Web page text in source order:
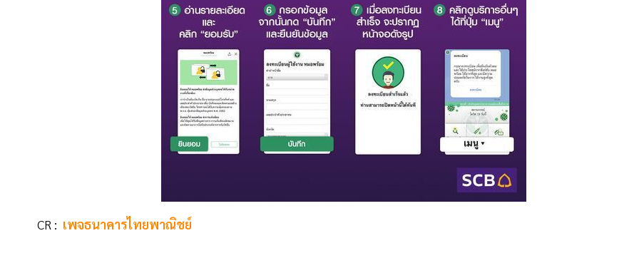
CR : เพจธนาคารไทยพาณิชย์